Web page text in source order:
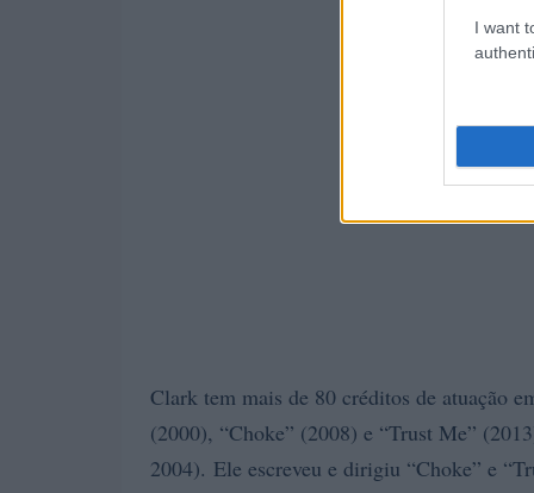
I want
Clark tem mais de 80 créditos de atuação
(2000), “Choke” (2008) e “Trust Me”
2004). Ele escreveu e dirigiu “Choke” e